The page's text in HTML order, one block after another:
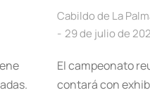
Cabildo de La
29 de julio de
El campeonato
contará con